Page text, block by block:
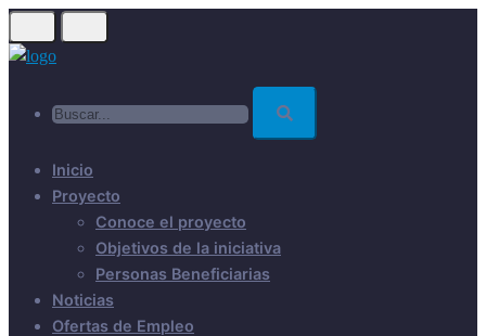
Skip
to
Inicio
Proyecto
Conoce el proyecto
Objetivos de la iniciativa
Personas Beneficiarias
Noticias
Ofertas de Empleo